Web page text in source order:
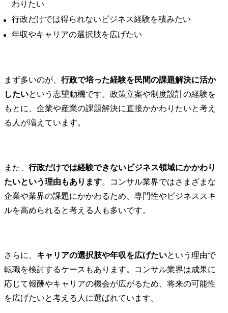
わりたい
行政だけでは得られないビジネス経験を積みたい
年収やキャリアの選択肢を広げたい
まず多いのが、 行政で培った経験を民間の課題解決に活か
したいという志望動機です。政策立案や制度設計の経験を
もとに、企業や産業の課題解決に直接かかわりたいと考え
る人が増えています。
また、 行政だけでは経験できないビジネス領域にかかわり
たいという理由もあります。コンサル業界ではさまざまな
企業や業界の課題にかかわるため、専門性やビジネススキ
ルを高められると考える人も多いです。
さらに、 キャリアの選択肢や年収を広げたいという理由で
転職を検討するケースもあります。コンサル業界は成果に
応じて報酬やキャリアの機会が広がるため、将来の可能性
を広げたいと考える人に選ばれています。